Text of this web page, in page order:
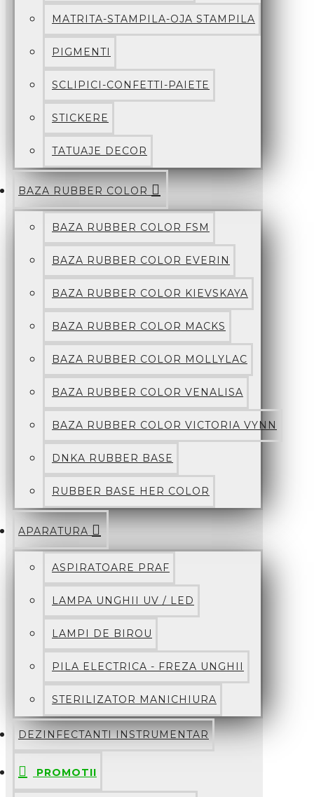
MATRITA-STAMPILA-OJA STAMPILA
PIGMENTI
SCLIPICI-CONFETTI-PAIETE
STICKERE
TATUAJE DECOR
BAZA RUBBER COLOR
BAZA RUBBER COLOR FSM
BAZA RUBBER COLOR EVERIN
BAZA RUBBER COLOR KIEVSKAYA
BAZA RUBBER COLOR MACKS
BAZA RUBBER COLOR MOLLYLAC
BAZA RUBBER COLOR VENALISA
BAZA RUBBER COLOR VICTORIA VYNN
DNKA RUBBER BASE
RUBBER BASE HER COLOR
APARATURA
ASPIRATOARE PRAF
LAMPA UNGHII UV / LED
LAMPI DE BIROU
PILA ELECTRICA - FREZA UNGHII
STERILIZATOR MANICHIURA
DEZINFECTANTI INSTRUMENTAR
PROMOTII